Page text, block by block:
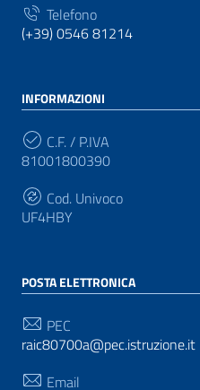
Telefono
(+39) 0546 81214
INFORMAZIONI
C.F. / P.IVA
81001800390
Cod. Univoco
UF4HBY
POSTA ELETTRONICA
PEC
raic80700a@pec.istruzione.it
Email